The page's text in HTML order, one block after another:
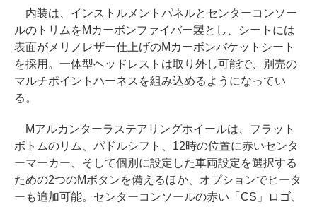
内装は、インストルメントパネルとセンターコンソー
ルのトリムをMカーボンファイバー製とし、シートには
表面がメリノレザー仕上げのMカーボンバケットシート
を採用。一体型ヘッドレストは取り外し可能で、別売の
マルチポイントハーネスを組み込めるようになってい
る。
Mアルカンターラステアリングホイールは、フラット
ボトムのリム、パドルシフト、12時の位置に赤いセンタ
ーマーカー、そして個別に設定した車両設定を選択する
ための2つのMボタンを備えるほか、オプションでヒータ
ーも追加可能。センターコンソールの赤い「CS」ロゴ、